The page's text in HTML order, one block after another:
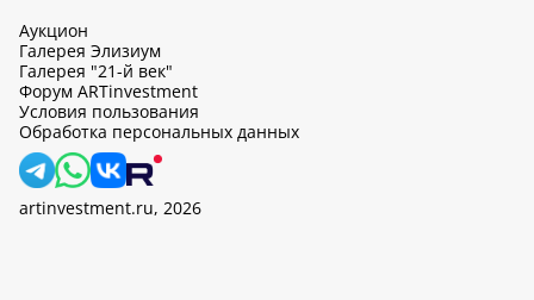
Аукцион
Галерея Элизиум
Галерея "21-й век"
Форум ARTinvestment
Условия пользования
Обработка персональных данных
artinvestment.ru, 2026